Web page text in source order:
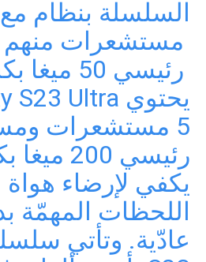
مستشعرات
رئيسي 50
5 مستشعرات
رئيسي
يكفي لإرضاء
اللحظات المهمّة